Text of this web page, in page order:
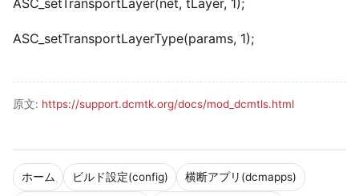
ホーム ビルド設定(config) 横断アプリ(dcmapps)
ASC_setTransportLayerType(params, 1);
原文: https://support.dcmtk.org/docs/mod_dcmtls.html